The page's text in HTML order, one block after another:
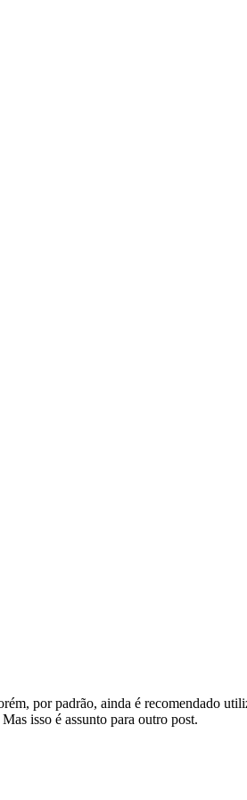
por padrão, ainda é recomendado
isso é assunto para outro post.